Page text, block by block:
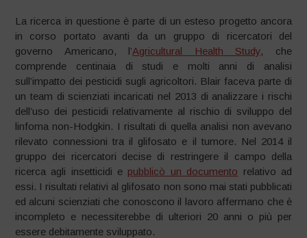
La ricerca in questione è parte di un esteso progetto ancora
in corso portato avanti da un gruppo di ricercatori del
governo Americano, l’Agricultural Health Study, che
comprende centinaia di studi e molti anni di analisi
sull’impatto dei pesticidi sugli agricoltori. Blair faceva parte di
un team di scienziati incaricati nel 2013 di analizzare i rischi
dell’uso dei pesticidi relativamente al rischio di sviluppo del
linfoma non-Hodgkin. I risultati di quella analisi non avevano
rilevato connessioni tra il glifosato e il tumore. Nel 2014 il
gruppo dei ricercatori decise di restringere il campo della
ricerca agli insetticidi e pubblicò un documento relativo ad
essi. I risultati relativi al glifosato non sono mai stati pubblicati
ed alcuni scienziati che conoscono il lavoro affermano che è
incompleto e necessiterebbe di ulteriori 20 anni o più per
essere debitamente sviluppato.